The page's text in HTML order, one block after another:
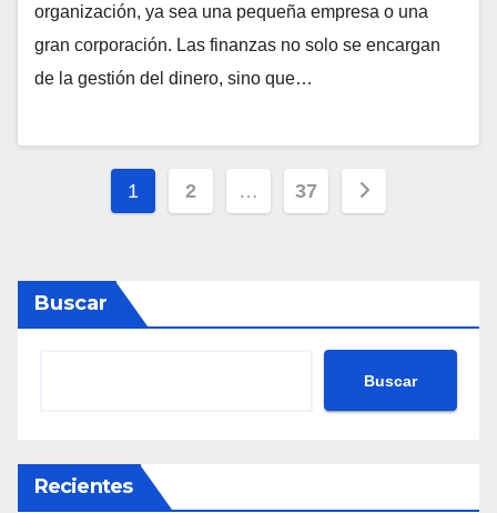
organización, ya sea una pequeña empresa o una
gran corporación. Las finanzas no solo se encargan
de la gestión del dinero, sino que…
Posts
1 2 … 37
Buscar
Buscar
Recientes